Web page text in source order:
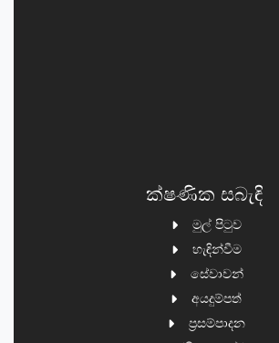
ක්ෂණික සබැඳි
මුල් පිටුව
හැඳින්වීම
සේවාවන්
අයදුම්පත්
ප්‍රසම්පාදන